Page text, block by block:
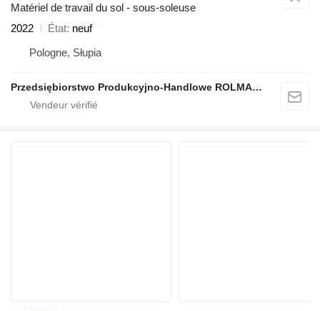
Matériel de travail du sol - sous-soleuse
2022
État neuf
Pologne, Słupia
Przedsiębiorstwo Produkcyjno-Handlowe ROLMAPOL Marcin Dziekan